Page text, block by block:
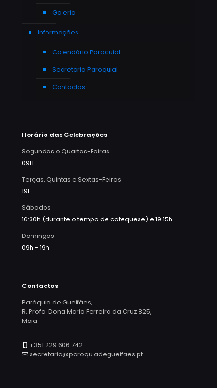
Galeria
Informações
Calendário Paroquial
Secretaria Paroquial
Contactos
Horário das Celebrações
Segundas e Quartas-Feiras
09H
Terças, Quintas e Sextas-Feiras
19H
Sábados
16:30h (durante o tempo de catequese) e 19:15h
Domingos
09h - 19h
Contactos
Paróquia de Gueifães,
R. Profa. Dona Maria Ferreira da Cruz 825,
Maia
+351 229 606 742
secretaria@paroquiadegueifaes.pt